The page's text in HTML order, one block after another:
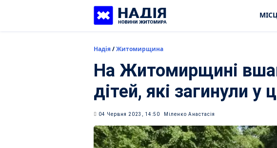
Надія/Житомирщина
На Житомирщині
дітей, які загинули у
04 Червня 2023, 14:50 Міленко Анастасія